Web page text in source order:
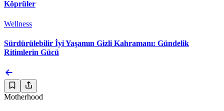
Köprüler
Wellness
Sürdürülebilir İyi Yaşamın Gizli Kahramanı: Gündelik
Ritimlerin Gücü
Motherhood